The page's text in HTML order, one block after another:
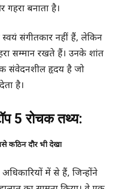
बनाता है।
स्वयं संगीतकार नहीं हैं, लेकिन
सम्मान रखते हैं। उनके शांत
संवेदनशील हृदय है जो
है।
5 रोचक तथ्य:
कठिन दौर भी देखा
में से हैं, जिन्होंने